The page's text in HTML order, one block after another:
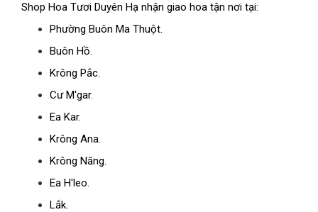
Shop Hoa Tươi Duyên Hạ nhận giao hoa tận nơi tại:
Phường Buôn Ma Thuột.
Buôn Hồ.
Krông Pắc.
Cư M'gar.
Ea Kar.
Krông Ana.
Krông Năng.
Ea H'leo.
Lắk.